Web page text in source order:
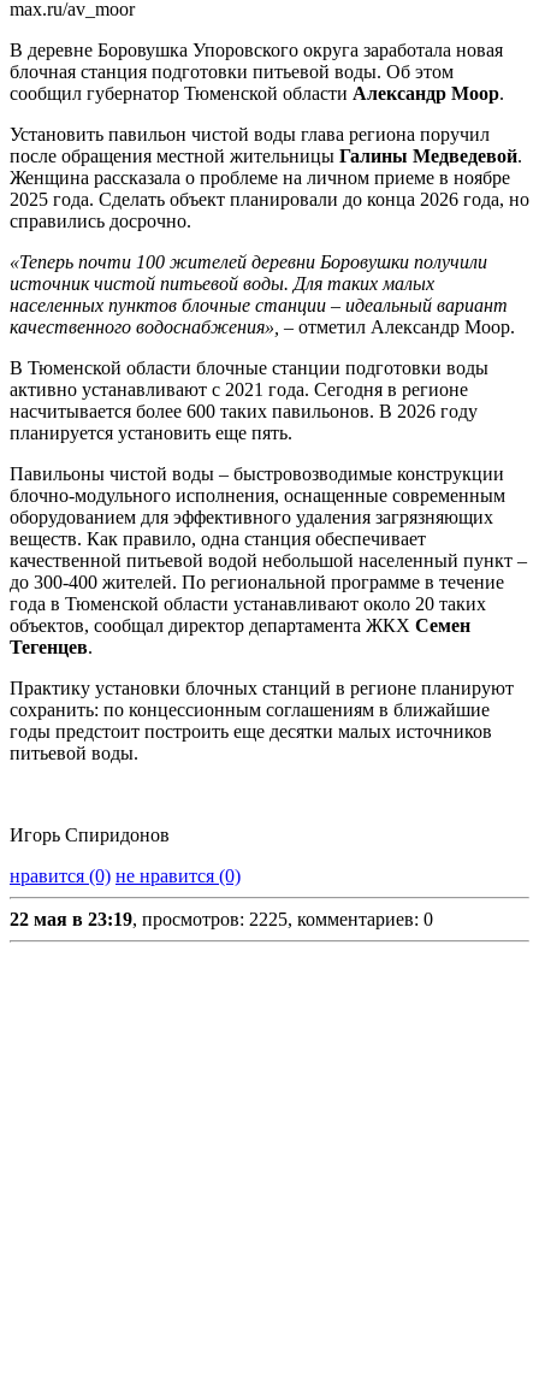
max.ru/av_moor
В деревне Боровушка Упоровского округа заработала новая
блочная станция подготовки питьевой воды. Об этом
сообщил губернатор Тюменской области Александр Моор.
Установить павильон чистой воды глава региона поручил
после обращения местной жительницы Галины Медведевой.
Женщина рассказала о проблеме на личном приеме в ноябре
2025 года. Сделать объект планировали до конца 2026 года, но
справились досрочно.
«Теперь почти 100 жителей деревни Боровушки получили
источник чистой питьевой воды. Для таких малых
населенных пунктов блочные станции – идеальный вариант
качественного водоснабжения», – отметил Александр Моор.
В Тюменской области блочные станции подготовки воды
активно устанавливают с 2021 года. Сегодня в регионе
насчитывается более 600 таких павильонов. В 2026 году
планируется установить еще пять.
Павильоны чистой воды – быстровозводимые конструкции
блочно-модульного исполнения, оснащенные современным
оборудованием для эффективного удаления загрязняющих
веществ. Как правило, одна станция обеспечивает
качественной питьевой водой небольшой населенный пункт –
до 300-400 жителей. По региональной программе в течение
года в Тюменской области устанавливают около 20 таких
объектов, сообщал директор департамента ЖКХ Семен
Тегенцев.
Практику установки блочных станций в регионе планируют
сохранить: по концессионным соглашениям в ближайшие
годы предстоит построить еще десятки малых источников
питьевой воды.
Игорь Спиридонов
нравится (0) не нравится (0)
22 мая в 23:19, просмотров: 2225, комментариев: 0